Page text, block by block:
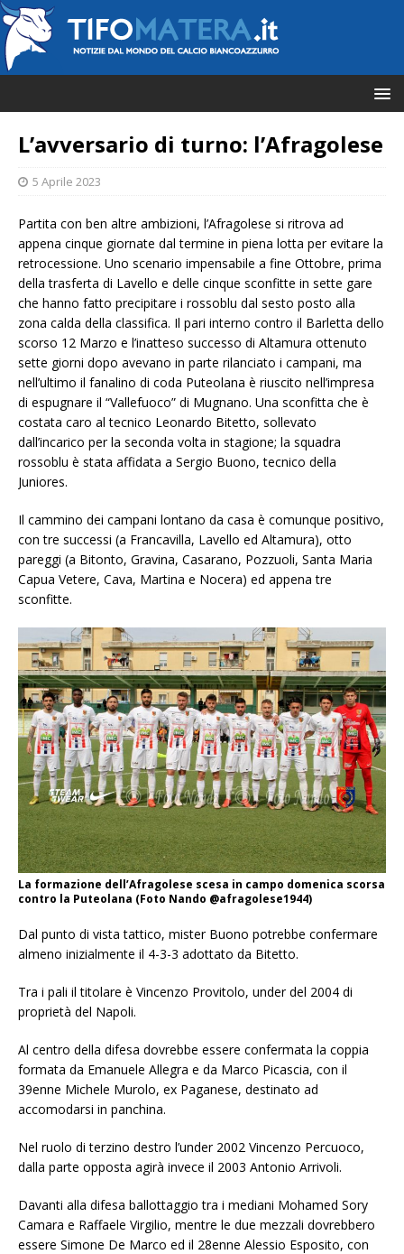
L’avversario di turno: l’Afragolese
5 Aprile 2023
Partita con ben altre ambizioni, l’Afragolese si ritrova ad
appena cinque giornate dal termine in piena lotta per evitare la
retrocessione. Uno scenario impensabile a fine Ottobre, prima
della trasferta di Lavello e delle cinque sconfitte in sette gare
che hanno fatto precipitare i rossoblu dal sesto posto alla
zona calda della classifica. Il pari interno contro il Barletta dello
scorso 12 Marzo e l’inatteso successo di Altamura ottenuto
sette giorni dopo avevano in parte rilanciato i campani, ma
nell’ultimo il fanalino di coda Puteolana è riuscito nell’impresa
di espugnare il “Vallefuoco” di Mugnano. Una sconfitta che è
costata caro al tecnico Leonardo Bitetto, sollevato
dall’incarico per la seconda volta in stagione; la squadra
rossoblu è stata affidata a Sergio Buono, tecnico della
Juniores.
Il cammino dei campani lontano da casa è comunque positivo,
con tre successi (a Francavilla, Lavello ed Altamura), otto
pareggi (a Bitonto, Gravina, Casarano, Pozzuoli, Santa Maria
Capua Vetere, Cava, Martina e Nocera) ed appena tre
sconfitte.
La formazione dell’Afragolese scesa in campo domenica scorsa
contro la Puteolana (Foto Nando @afragolese1944)
Dal punto di vista tattico, mister Buono potrebbe confermare
almeno inizialmente il 4-3-3 adottato da Bitetto.
Tra i pali il titolare è Vincenzo Provitolo, under del 2004 di
proprietà del Napoli.
Al centro della difesa dovrebbe essere confermata la coppia
formata da Emanuele Allegra e da Marco Picascia, con il
39enne Michele Murolo, ex Paganese, destinato ad
accomodarsi in panchina.
Nel ruolo di terzino destro l’under 2002 Vincenzo Percuoco,
dalla parte opposta agirà invece il 2003 Antonio Arrivoli.
Davanti alla difesa ballottaggio tra i mediani Mohamed Sory
Camara e Raffaele Virgilio, mentre le due mezzali dovrebbero
essere Simone De Marco ed il 28enne Alessio Esposito, con